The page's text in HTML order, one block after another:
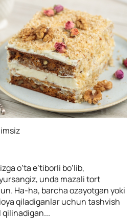
o’ta e’tiborli bo’lib,
unda mazali tort
Ha-ha, barcha ozayotgan yoki
qiladiganlar uchun tashvish